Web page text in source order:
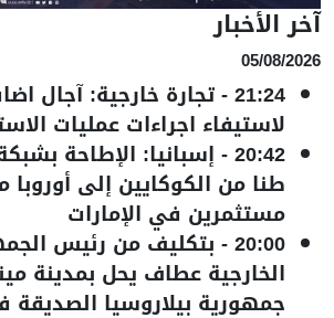
آخر الأخبار
05/08/2026
21:24
-تجارة خارجية: آجال
لاستيفاء اجراءات عمليات
20:42
-
طنا من الكوكايين إلى
مستثمرين في الإمارات
20:00
- بتكليف من رئيس
الخارجية عطاف يحل بمدينة
جمهورية بيلاروسيا الصديقة